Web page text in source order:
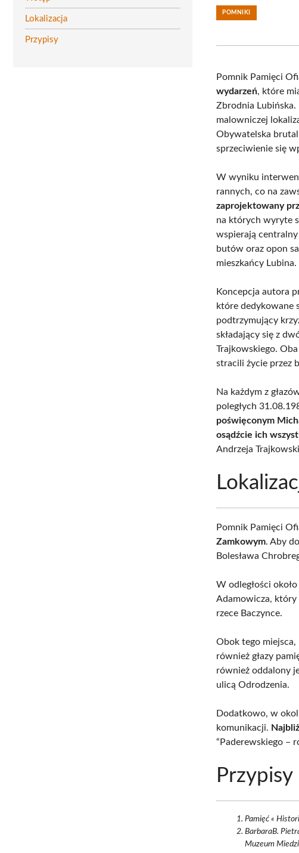
Lokalizacja
Przypisy
POMNIKI
Pomnik Pamięci
wydarzeń, które
Zbrodnia
malowniczej
Obywatelska
sprzeciwienie się
W wyniku
rannych, co na
zaprojektowany
na których wyryte
wspierają centralny
butów oraz opon
mieszkańcy Lubina.
Koncepcja autora
które dedykowane
podtrzymujący
składający się z
Trajkowskiego.
stracili życie przez
Na każdym z
poległych
poświęconym
osądźcie ich
Andrzeja
Pomnik Pamięci
Zamkowym. Aby
Bolesława
W odległości około
Adamowicza, który
rzece Baczynce.
Obok tego
również głazy
również oddalony
ulicą Odrodzenia.
Dodatkowo, w
komunikacji.
“Paderewskiego –
Przypisy
Pamięć «
BarbaraB.
Muzeum